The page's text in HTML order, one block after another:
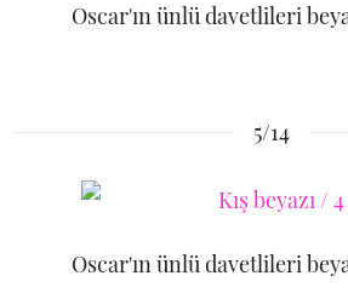
Oscar'ın ünlü davetlileri
5/14
Oscar'ın ünlü davetlileri